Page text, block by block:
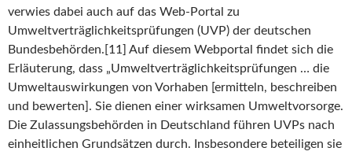
verwies dabei auch auf das Web-Portal zu
Umweltverträglichkeitsprüfungen (UVP) der deutschen
Bundesbehörden.[11] Auf diesem Webportal findet sich die
Erläuterung, dass „Umweltverträglichkeitsprüfungen … die
Umweltauswirkungen von Vorhaben [ermitteln, beschreiben
und bewerten]. Sie dienen einer wirksamen Umweltvorsorge.
Die Zulassungsbehörden in Deutschland führen UVPs nach
einheitlichen Grundsätzen durch. Insbesondere beteiligen sie